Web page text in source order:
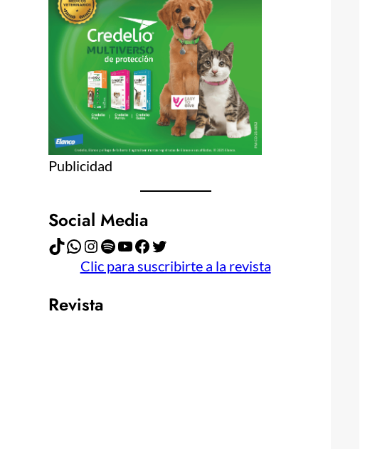
Publicidad
Social Media
TikTok WhatsApp Instagram Spotify YouTube Facebook Twitter
Clic para suscribirte a la revista
Revista